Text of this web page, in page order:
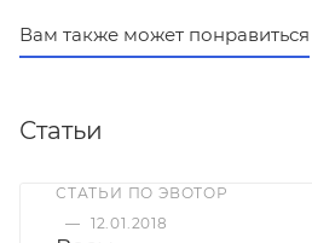
Запоминание цены товаров
Вам также может понравиться
Статьи
СТАТЬИ ПО ЭВОТОР
— 12.01.2018